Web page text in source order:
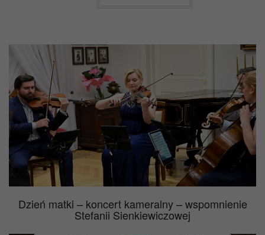
Dzień matki – koncert kameralny – wspomnienie
Stefanii Sienkiewiczowej